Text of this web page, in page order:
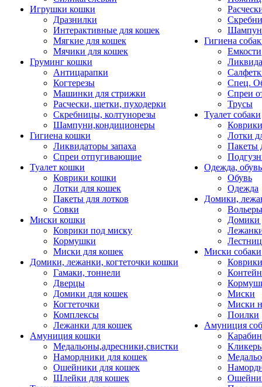
Игрушки кошки
Дразнилки
Интерактивные для кошек
Мягкие для кошек
Мячики для кошек
Груминг кошки
Антицарапки
Когтерезы
Машинки для стрижки
Расчески, щетки, пуходерки
Скребницы, колтунорезы
Шампуни,кондиционеры
Гигиена кошки
Ликвидаторы запаха
Спреи отпугивающие
Туалет кошки
Коврики кошки
Лотки для кошек
Пакеты для лотков
Совки
Миски кошки
Коврики под миску
Кормушки
Миски для кошек
Домики, лежанки, когтеточки кошки
Гамаки, тоннели
Дверцы
Домики для кошек
Когтеточки
Комплексы
Лежанки для кошек
Амуниция кошки
Медальоны,адресники,свистки
Намордники для кошек
Ошейники для кошек
Шлейки для кошек
Гигиена
Емкости
Спец.
Спреи
Трусы
Туалет собаки
Коврики
Лотки
Пакеты
Одежда, обувь
Обувь
Одежда
Домики,
Домики
Миски собаки
Миски
Миски
Поилки
Амуниция